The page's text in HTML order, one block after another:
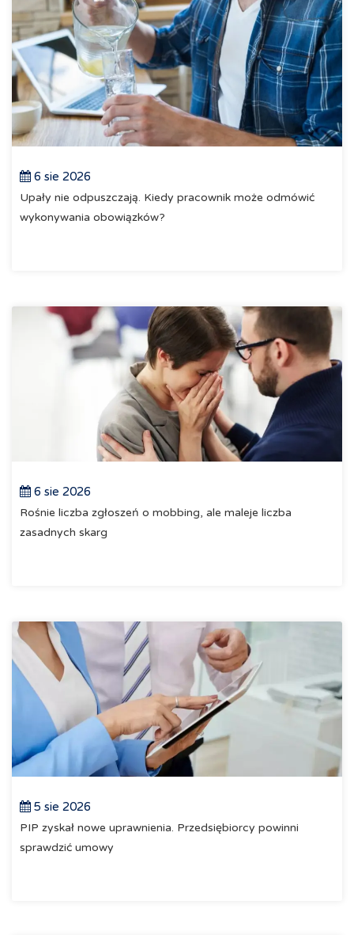
6 sie 2026
Upały nie odpuszczają. Kiedy pracownik może odmówić
wykonywania obowiązków?
6 sie 2026
Rośnie liczba zgłoszeń o mobbing, ale maleje liczba
zasadnych skarg
5 sie 2026
PIP zyskał nowe uprawnienia. Przedsiębiorcy powinni
sprawdzić umowy